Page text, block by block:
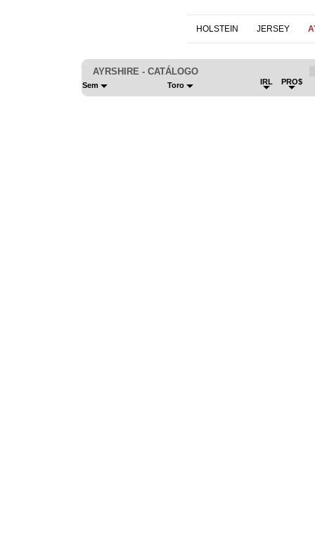
HOLSTEIN JERSEY
AYRSHIRE - CATÁLOGO
Sem Toro IRL PRO$